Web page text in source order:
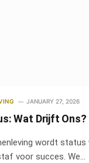
JANUARY 27, 2026
Wat Drijft Ons?
wordt status
voor succes. We…